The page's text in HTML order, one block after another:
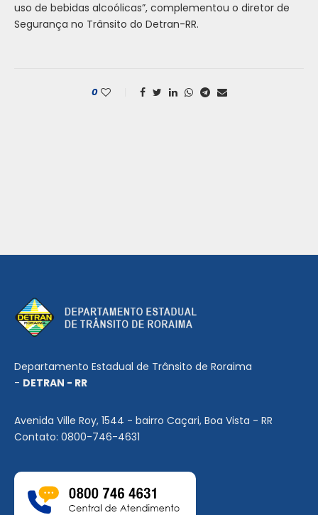
uso de bebidas alcoólicas”, complementou o diretor de
Segurança no Trânsito do Detran-RR.
0
Departamento Estadual de Trânsito de Roraima
- DETRAN - RR
Avenida Ville Roy, 1544 - bairro Caçari, Boa Vista - RR
Contato: 0800-746-4631